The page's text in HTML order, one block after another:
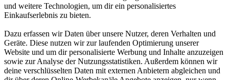
und weitere Technologien, um dir ein personalisiertes
Einkaufserlebnis zu bieten.
Dazu erfassen wir Daten über unsere Nutzer, deren Verhalten und
Geräte. Diese nutzen wir zur laufenden Optimierung unserer
Website und um dir personalisierte Werbung und Inhalte anzuzeigen
sowie zur Analyse der Nutzungsstatistiken. Außerdem können wir
deine verschlüsselten Daten mit externen Anbietern abgleichen und